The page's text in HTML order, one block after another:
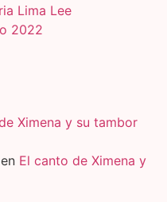
Lima Lee
2022
Ximena y su tambor
en El canto de Ximena y